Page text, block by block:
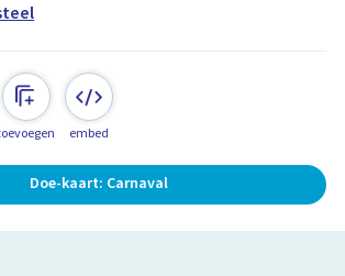
embed
Doe-kaart: Carnaval